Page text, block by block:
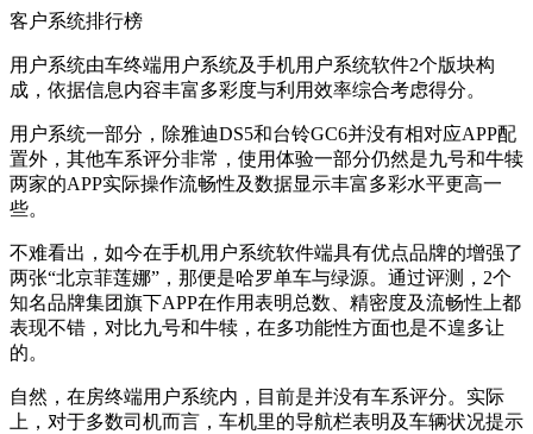
客户系统排行榜
用户系统由车终端用户系统及手机用户系统软件2个版块构
成，依据信息内容丰富多彩度与利用效率综合考虑得分。
用户系统一部分，除雅迪DS5和台铃GC6并没有相对应APP配
置外，其他车系评分非常，使用体验一部分仍然是九号和牛犊
两家的APP实际操作流畅性及数据显示丰富多彩水平更高一
些。
不难看出，如今在手机用户系统软件端具有优点品牌的增强了
两张“北京菲莲娜”，那便是哈罗单车与绿源。通过评测，2个
知名品牌集团旗下APP在作用表明总数、精密度及流畅性上都
表现不错，对比九号和牛犊，在多功能性方面也是不遑多让
的。
自然，在房终端用户系统内，目前是并没有车系评分。实际
上，对于多数司机而言，车机里的导航栏表明及车辆状况提示